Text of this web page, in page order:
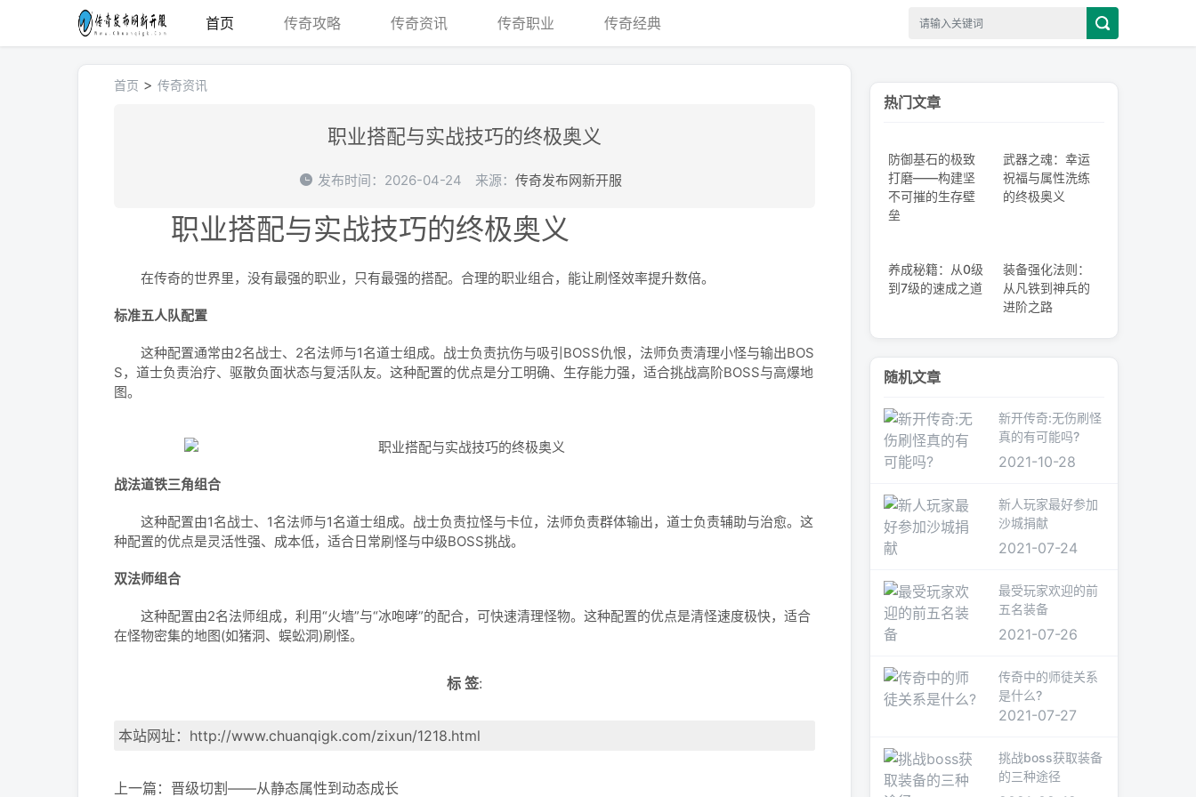
首页 传奇攻略 传奇资讯 传奇职业 传奇经典
首页 > 传奇资讯
职业搭配与实战技巧的终极奥义
发布时间：2026-04-24 来源： 传奇发布网新开服
职业搭配与实战技巧的终极奥义
在传奇的世界里，没有最强的职业，只有最强的搭配。合理的职业组合，能让刷怪效率提升数倍。
标准五人队配置
这种配置通常由2名战士、2名法师与1名道士组成。战士负责抗伤与吸引BOSS仇恨，法师负责清理小怪与输出BOS
S，道士负责治疗、驱散负面状态与复活队友。这种配置的优点是分工明确、生存能力强，适合挑战高阶BOSS与高爆地
图。
战法道铁三角组合
这种配置由1名战士、1名法师与1名道士组成。战士负责拉怪与卡位，法师负责群体输出，道士负责辅助与治愈。这
种配置的优点是灵活性强、成本低，适合日常刷怪与中级BOSS挑战。
双法师组合
这种配置由2名法师组成，利用“火墙”与“冰咆哮”的配合，可快速清理怪物。这种配置的优点是清怪速度极快，适合
在怪物密集的地图(如猪洞、蜈蚣洞)刷怪。
标 签:
本站网址： http://www.chuanqigk.com/zixun/1218.html
上一篇： 晋级切割——从静态属性到动态成长
热门文章
防御基石的极致
打磨——构建坚
不可摧的生存壁
垒
武器之魂：幸运
祝福与属性洗练
的终极奥义
养成秘籍：从0级
到7级的速成之道
装备强化法则：
从凡铁到神兵的
进阶之路
随机文章
新开传奇:无伤刷怪
真的有可能吗?
2021-10-28
新人玩家最好参加
沙城捐献
2021-07-24
最受玩家欢迎的前
五名装备
2021-07-26
传奇中的师徒关系
是什么?
2021-07-27
挑战boss获取装备
的三种途径